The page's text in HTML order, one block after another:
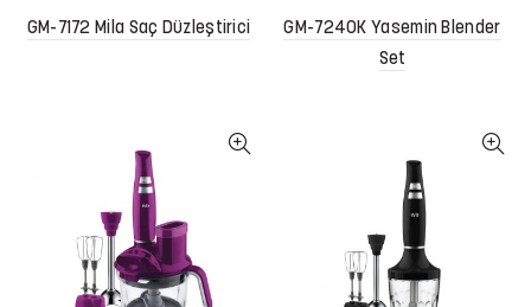
GM-7172 Mila Saç Düzleştirici
GM-7240K Yasemin Blender
Set